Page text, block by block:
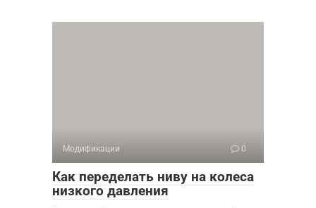
Модификации 0
Как переделать ниву на колеса
низкого давления